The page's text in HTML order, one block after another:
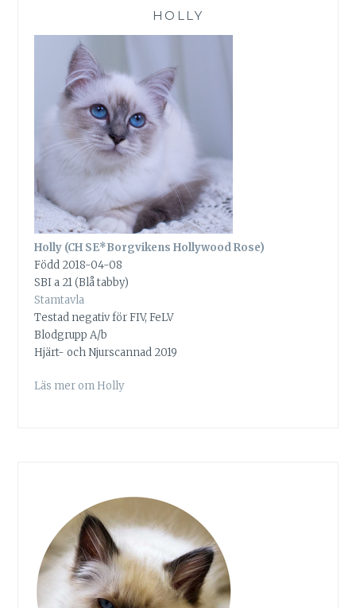
HOLLY
Holly (CH SE*Borgvikens Hollywood Rose)
Född 2018-04-08
SBI a 21 (Blå tabby)
Stamtavla
Testad negativ för FIV, FeLV
Blodgrupp A/b
Hjärt- och Njurscannad 2019
Läs mer om Holly